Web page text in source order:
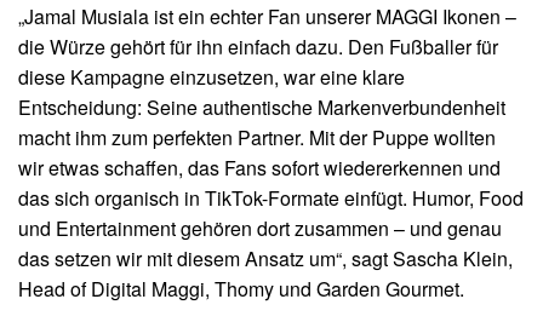
„Jamal Musiala ist ein echter Fan unserer MAGGI Ikonen –
die Würze gehört für ihn einfach dazu. Den Fußballer für
diese Kampagne einzusetzen, war eine klare
Entscheidung: Seine authentische Markenverbundenheit
macht ihm zum perfekten Partner. Mit der Puppe wollten
wir etwas schaffen, das Fans sofort wiedererkennen und
das sich organisch in TikTok-Formate einfügt. Humor, Food
und Entertainment gehören dort zusammen – und genau
das setzen wir mit diesem Ansatz um“, sagt Sascha Klein,
Head of Digital Maggi, Thomy und Garden Gourmet.